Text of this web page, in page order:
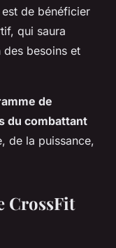
de bénéficier
qui saura
besoins et
de
du combattant
de la puissance,
CrossFit